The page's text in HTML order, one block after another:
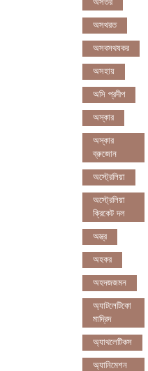
অসতর
অসথরত
অসবসথযকর
অসহায়
অসি প্রদীপ
অস্কার
অস্কার
ব্রুজোন
অস্ট্রেলিয়া
অস্ট্রেলিয়া
ক্রিকেট দল
অস্ত্র
অহকর
অহদজজমন
অ্যাটলেটিকো
মাদ্রিদ
অ্যাথলেটিকস
অ্যানিমেশন